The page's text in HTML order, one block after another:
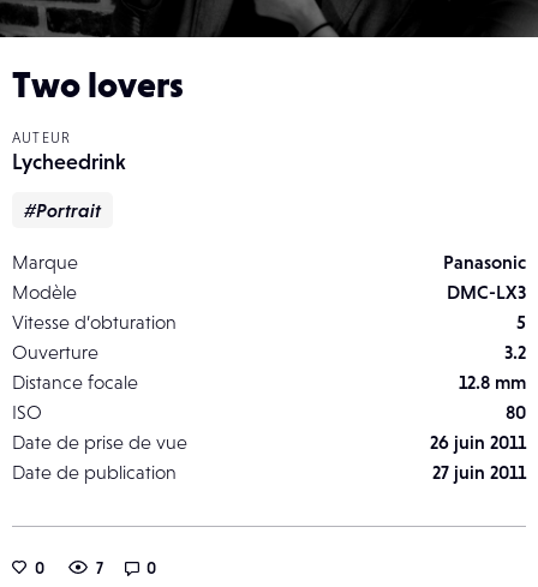
Two lovers
AUTEUR
Lycheedrink
#Portrait
Marque
Panasonic
Modèle
DMC-LX3
Vitesse d’obturation
5
Ouverture
3.2
Distance focale
12.8 mm
ISO
80
Date de prise de vue
26 juin 2011
Date de publication
27 juin 2011
0 7 0